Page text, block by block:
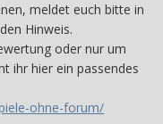
meldet euch bitte in
Hinweis.
oder nur um
ihr hier ein passendes
ohne-forum/